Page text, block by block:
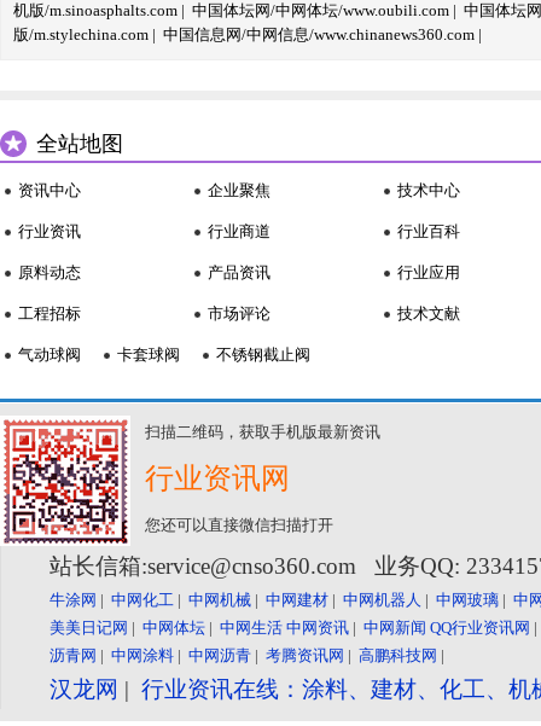
机版/m.sinoasphalts.com | 中国体坛网/中网体坛/www.oubili.com | 中国体坛
版/m.stylechina.com | 中国信息网/中网信息/www.chinanews360.com |
全站地图
资讯中心
行业资讯
原料动态
工程招标
企业聚焦
行业商道
产品资讯
市场评论
技术中心
行业百科
行业应用
技术文献
气动球阀 卡套球阀 不锈钢截止阀
扫描二维码，获取手机版最新资讯
行业资讯网
您还可以直接微信扫描打开
站长信箱:service@cnso360.com 业务QQ:
牛涂网 | 中网化工 | 中网机械 | 中网建材 | 中网机器人 | 中网玻璃 | 中
美美日记网 | 中网体坛 | 中网生活 中网资讯 | 中网新闻 QQ行业资讯网
沥青网 | 中网涂料 | 中网沥青 | 考腾资讯网 | 高鹏科技网 |
汉龙网 | 行业资讯在线：涂料、建材、化工、